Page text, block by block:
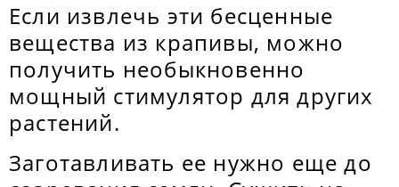
Если извлечь эти бесценные
вещества из крапивы, можно
получить необыкновенно
мощный стимулятор для других
растений.
Заготавливать ее нужно еще до